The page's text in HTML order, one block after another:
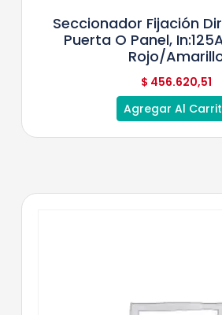
Seccionador Fijación
Puerta O Panel,
Rojo/
$ 456.620,51
Agregar Al